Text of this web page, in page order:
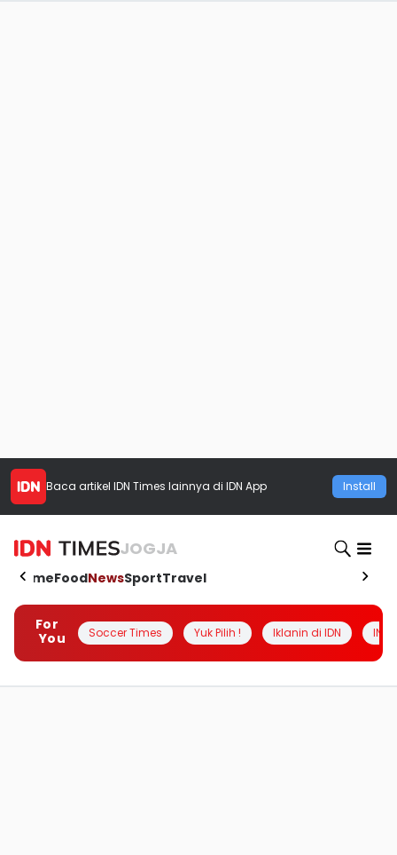
Baca artikel IDN Times lainnya di IDN App Install
JOGJA
HomeFoodNewsSportTravel
For
You
Soccer Times Yuk Pilih ! Iklanin di IDN